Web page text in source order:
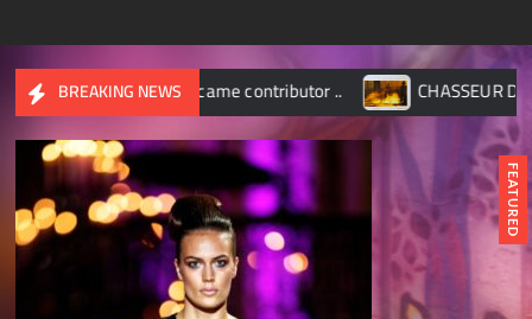
BREAKING NEWS
contributor .. CHASSEUR D’IMAGES – Octobre 2017
FEATURED